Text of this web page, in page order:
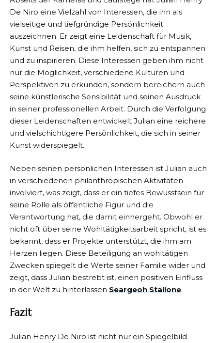
De Niro eine Vielzahl von Interessen, die ihn als
vielseitige und tiefgründige Persönlichkeit
auszeichnen. Er zeigt eine Leidenschaft für Musik,
Kunst und Reisen, die ihm helfen, sich zu entspannen
und zu inspirieren. Diese Interessen geben ihm nicht
nur die Möglichkeit, verschiedene Kulturen und
Perspektiven zu erkunden, sondern bereichern auch
seine künstlerische Sensibilität und seinen Ausdruck
in seiner professionellen Arbeit. Durch die Verfolgung
dieser Leidenschaften entwickelt Julian eine reichere
und vielschichtigere Persönlichkeit, die sich in seiner
Kunst widerspiegelt.
Neben seinen persönlichen Interessen ist Julian auch
in verschiedenen philanthropischen Aktivitäten
involviert, was zeigt, dass er ein tiefes Bewusstsein für
seine Rolle als öffentliche Figur und die
Verantwortung hat, die damit einhergeht. Obwohl er
nicht oft über seine Wohltätigkeitsarbeit spricht, ist es
bekannt, dass er Projekte unterstützt, die ihm am
Herzen liegen. Diese Beteiligung an wohltätigen
Zwecken spiegelt die Werte seiner Familie wider und
zeigt, dass Julian bestrebt ist, einen positiven Einfluss
in der Welt zu hinterlassen Seargeoh Stallone.
Fazit
Julian Henry De Niro ist nicht nur ein Spiegelbild